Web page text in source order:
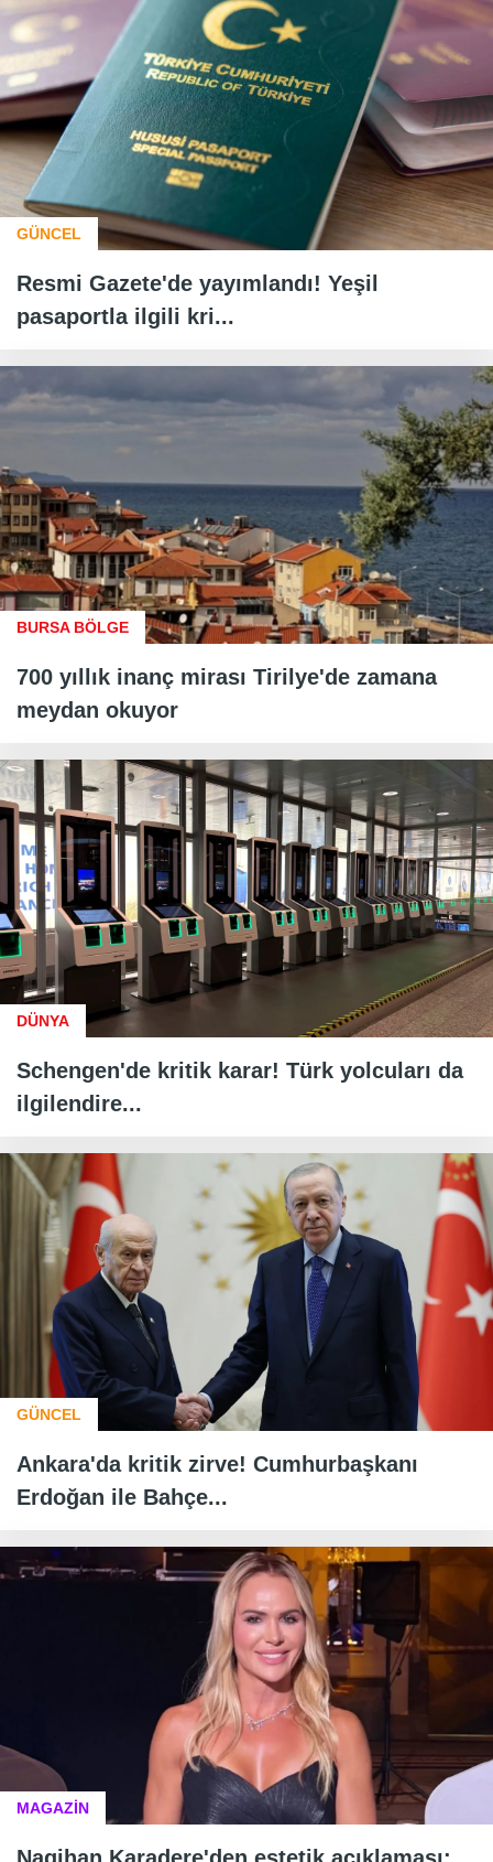
GÜNCEL
Resmi Gazete'de yayımlandı! Yeşil
pasaportla ilgili kri...
BURSA BÖLGE
700 yıllık inanç mirası Tirilye'de zamana
meydan okuyor
DÜNYA
Schengen'de kritik karar! Türk yolcuları da
ilgilendire...
GÜNCEL
Ankara'da kritik zirve! Cumhurbaşkanı
Erdoğan ile Bahçe...
MAGAZİN